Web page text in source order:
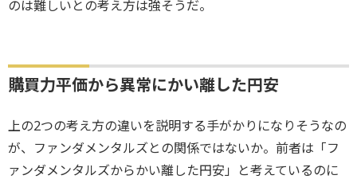
のは難しいとの考え方は強そうだ。
購買力平価から異常にかい離した円安
上の2つの考え方の違いを説明する手がかりになりそうなの
が、ファンダメンタルズとの関係ではないか。前者は「フ
ァンダメンタルズからかい離した円安」と考えているのに